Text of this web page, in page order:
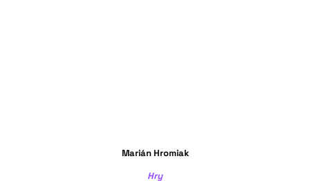
Marián Hromiak
Hry